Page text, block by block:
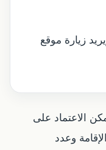
زيارة موقع
الاعتماد على
وعدد